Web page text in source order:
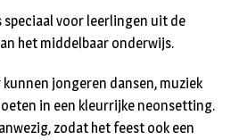
speciaal voor leerlingen uit de
het middelbaar onderwijs.
jongeren dansen, muziek
in een kleurrijke neonsetting.
zodat het feest ook een